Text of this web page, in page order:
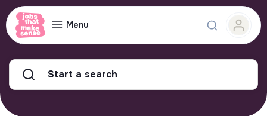
Menu
Start a search